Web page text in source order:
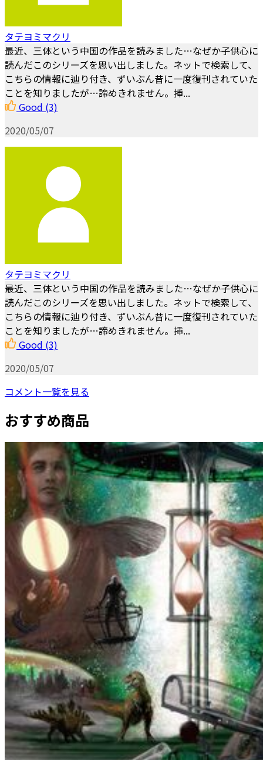
タテヨミマクリ
最近、三体という中国の作品を読みました…なぜか子供心に
読んだこのシリーズを思い出しました。ネットで検索して、
こちらの情報に辿り付き、ずいぶん昔に一度復刊されていた
ことを知りましたが…諦めきれません。挿...
Good (3)
2020/05/07
タテヨミマクリ
最近、三体という中国の作品を読みました…なぜか子供心に
読んだこのシリーズを思い出しました。ネットで検索して、
こちらの情報に辿り付き、ずいぶん昔に一度復刊されていた
ことを知りましたが…諦めきれません。挿...
Good (3)
2020/05/07
コメント一覧を見る
おすすめ商品